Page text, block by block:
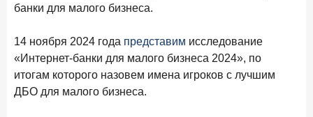
банки для малого бизнеса.
14 ноября 2024 года представим исследование
«Интернет-банки для малого бизнеса 2024», по
итогам которого назовем имена игроков с лучшим
ДБО для малого бизнеса.